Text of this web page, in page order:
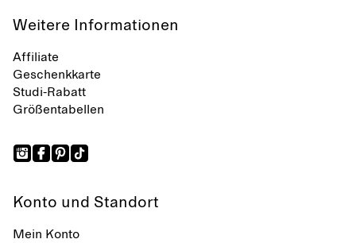
Weitere Informationen
Affiliate
Geschenkkarte
Studi-Rabatt
Größentabellen
Konto und Standort
Mein Konto